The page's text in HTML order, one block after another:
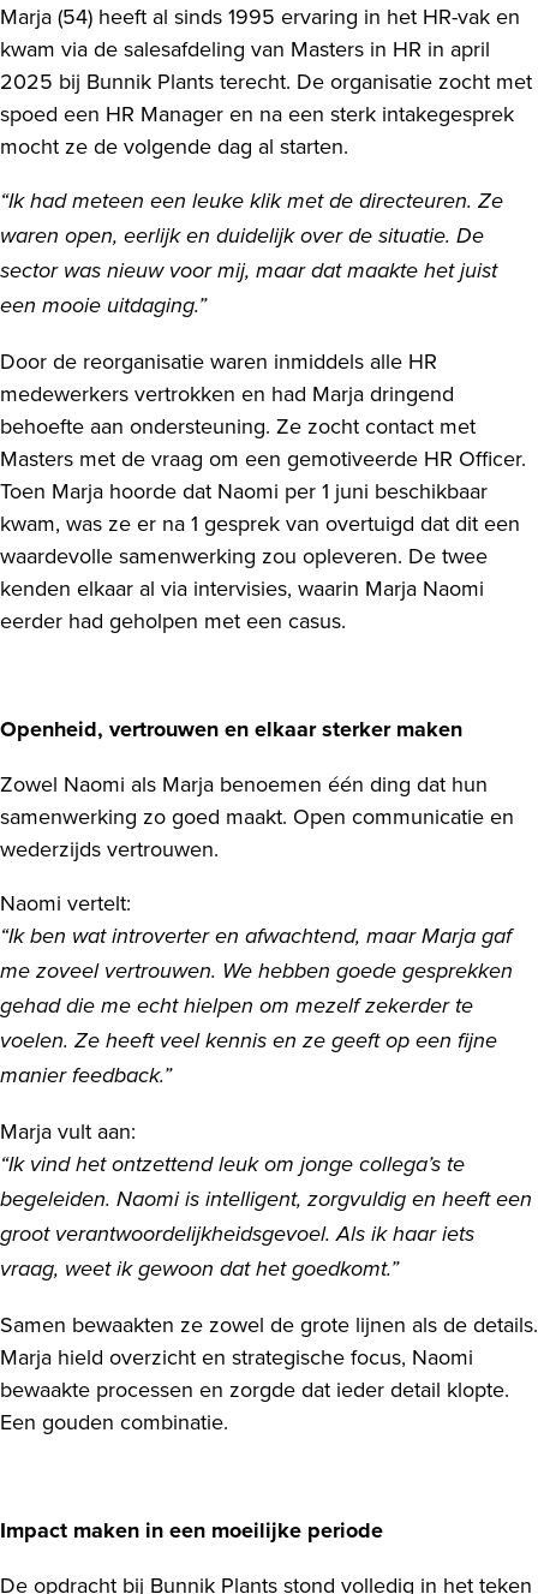
Marja (54) heeft al sinds 1995 ervaring in het HR-vak en
kwam via de salesafdeling van Masters in HR in april
2025 bij Bunnik Plants terecht. De organisatie zocht met
spoed een HR Manager en na een sterk intakegesprek
mocht ze de volgende dag al starten.
“Ik had meteen een leuke klik met de directeuren. Ze
waren open, eerlijk en duidelijk over de situatie. De
sector was nieuw voor mij, maar dat maakte het juist
een mooie uitdaging.”
Door de reorganisatie waren inmiddels alle HR
medewerkers vertrokken en had Marja dringend
behoefte aan ondersteuning. Ze zocht contact met
Masters met de vraag om een gemotiveerde HR Officer.
Toen Marja hoorde dat Naomi per 1 juni beschikbaar
kwam, was ze er na 1 gesprek van overtuigd dat dit een
waardevolle samenwerking zou opleveren. De twee
kenden elkaar al via intervisies, waarin Marja Naomi
eerder had geholpen met een casus.
Openheid, vertrouwen en elkaar sterker maken
Zowel Naomi als Marja benoemen één ding dat hun
samenwerking zo goed maakt. Open communicatie en
wederzijds vertrouwen.
Naomi vertelt:
“Ik ben wat introverter en afwachtend, maar Marja gaf
me zoveel vertrouwen. We hebben goede gesprekken
gehad die me echt hielpen om mezelf zekerder te
voelen. Ze heeft veel kennis en ze geeft op een fijne
manier feedback.”
Marja vult aan:
“Ik vind het ontzettend leuk om jonge collega’s te
begeleiden. Naomi is intelligent, zorgvuldig en heeft een
groot verantwoordelijkheidsgevoel. Als ik haar iets
vraag, weet ik gewoon dat het goedkomt.”
Samen bewaakten ze zowel de grote lijnen als de details.
Marja hield overzicht en strategische focus, Naomi
bewaakte processen en zorgde dat ieder detail klopte.
Een gouden combinatie.
Impact maken in een moeilijke periode
De opdracht bij Bunnik Plants stond volledig in het teken